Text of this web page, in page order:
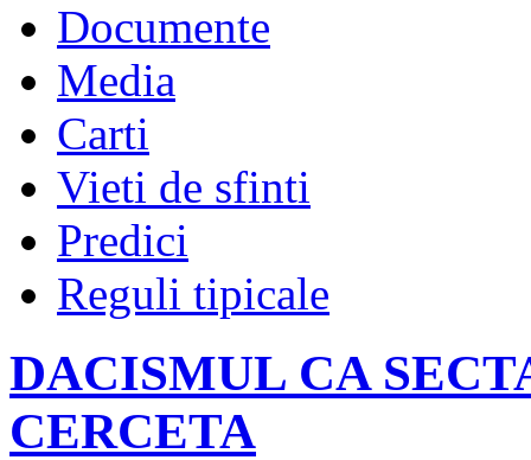
Documente
Media
Carti
Vieti de sfinti
Predici
Reguli tipicale
DACISMUL CA
CERCETA